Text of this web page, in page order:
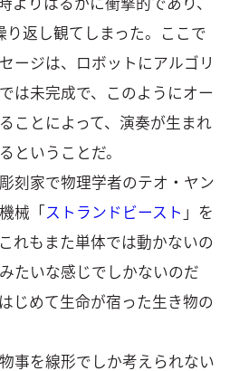
り返し観てしまった。ここで
ージは、ロボットにアルゴリ
は未完成で、このようにオー
ことによって、演奏が生まれ
ということだ。
刻家で物理学者のテオ・ヤン
械「ストランドビースト 」を
れもまた単体では動かないの
たいな感じでしかないのだ
じめて生命が宿った生き物の
事を線形でしか考えられない